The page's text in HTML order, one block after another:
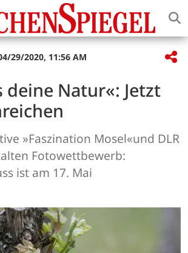
29/2020, 11:56 AM
deine Natur«: Jetzt
»Faszination Mosel«und DLR
Fotowettbewerb:
ist am 17. Mai